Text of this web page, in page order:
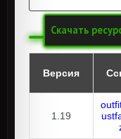
Скачать
Версия
1.19